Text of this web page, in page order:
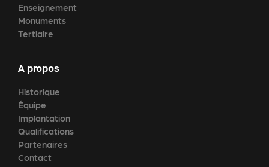
Enseignement
Monuments
Tertiaire
A propos
Historique
Équipe
Implantation
Qualifications
Partenaires
Contact